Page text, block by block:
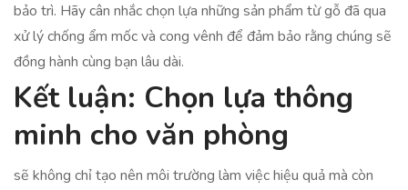
bảo trì. Hãy cân nhắc chọn lựa những sản phẩm từ gỗ đã qua
xử lý chống ẩm mốc và cong vênh để đảm bảo rằng chúng sẽ
đồng hành cùng bạn lâu dài.
Kết luận: Chọn lựa thông
minh cho văn phòng
sẽ không chỉ tạo nên môi trường làm việc hiệu quả mà còn